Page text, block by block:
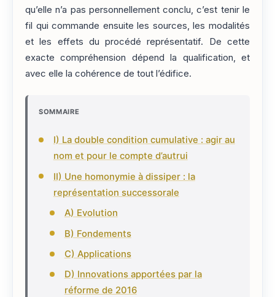
qu’elle n’a pas personnellement conclu, c’est tenir le
fil qui commande ensuite les sources, les modalités
et les effets du procédé représentatif. De cette
exacte compréhension dépend la qualification, et
avec elle la cohérence de tout l’édifice.
SOMMAIRE
I) La double condition cumulative : agir au
nom et pour le compte d’autrui
II) Une homonymie à dissiper : la
représentation successorale
A) Evolution
B) Fondements
C) Applications
D) Innovations apportées par la
réforme de 2016